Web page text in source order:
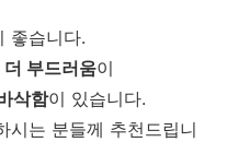
좋습니다.
더 부드러움이
삭함이 있습니다.
시는 분들께 추천드립니